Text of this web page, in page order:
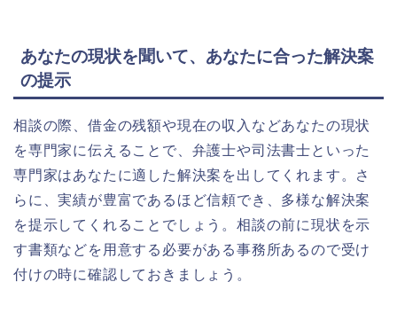
あなたの現状を聞いて、あなたに合った解決案
の提示
相談の際、借金の残額や現在の収入などあなたの現状
を専門家に伝えることで、弁護士や司法書士といった
専門家はあなたに適した解決案を出してくれます。さ
らに、実績が豊富であるほど信頼でき、多様な解決案
を提示してくれる ことでしょう。相談の前に現状を示
す書類などを用意する必要がある事務所あるので受け
付けの時に確認しておきましょう。